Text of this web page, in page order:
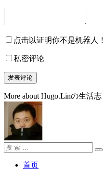
点击以证明你不是机器人！
私密评论
More about Hugo.Linの生活志
搜
搜
首页